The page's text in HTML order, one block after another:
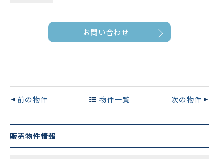
お問い合わせ
前の物件 物件一覧 次の物件
販売物件情報